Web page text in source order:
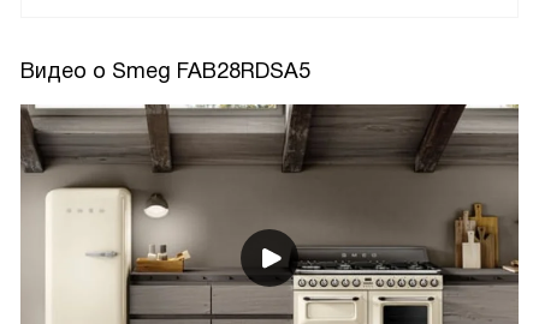
Видео о Smeg FAB28RDSA5